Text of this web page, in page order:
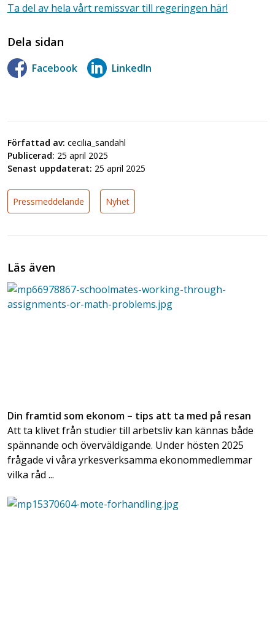
Ta del av hela vårt remissvar till regeringen här!
Dela sidan
Facebook LinkedIn
Författad av: cecilia_sandahl
Publicerad: 25 april 2025
Senast uppdaterat: 25 april 2025
Pressmeddelande Nyhet
Läs även
Din framtid som ekonom – tips att ta med på resan
Att ta klivet från studier till arbetsliv kan kännas både
spännande och överväldigande. Under hösten 2025
frågade vi våra yrkesverksamma ekonommedlemmar
vilka råd ...